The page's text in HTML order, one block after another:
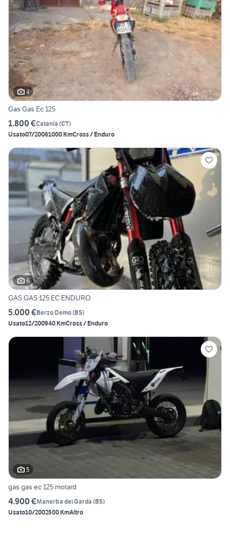
4
Gas Gas Ec 125
1.800 €Catania (CT)
Usato07/20061000 KmCross / Enduro
6
GAS GAS 125 EC ENDURO
5.000 €Berzo Demo(BS)
Usato12/200940 KmCross / Enduro
5
gas gas ec 125 motard
4.900 €Manerba del Garda (BS)
Usato10/2002500 KmAltro